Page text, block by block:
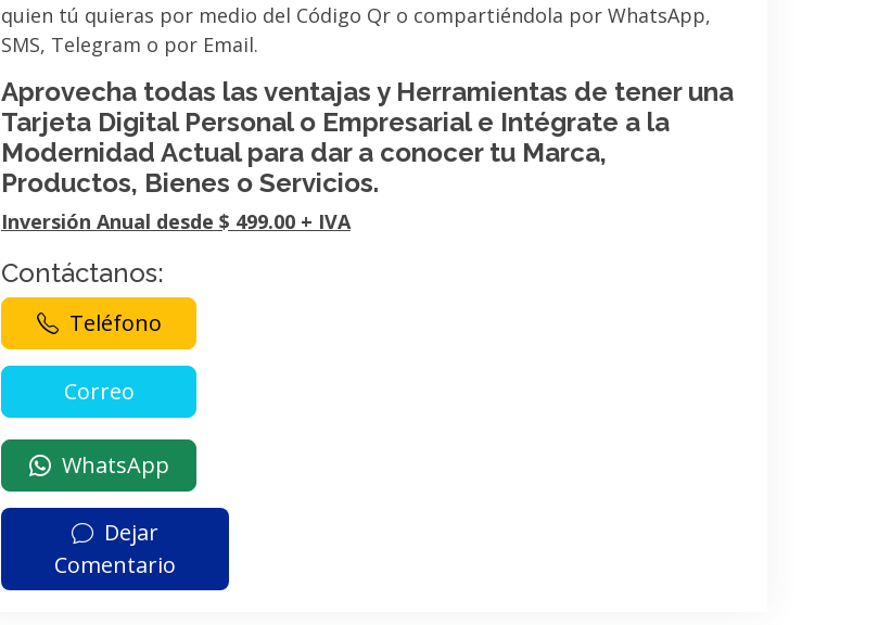
quien tú quieras por medio del Código Qr o compartiéndola por WhatsApp,
SMS, Telegram o por Email.
Aprovecha todas las ventajas y Herramientas de tener una
Tarjeta Digital Personal o Empresarial e Intégrate a la
Modernidad Actual para dar a conocer tu Marca,
Productos, Bienes o Servicios.
Inversión Anual desde $ 499.00 + IVA
Contáctanos:
Teléfono
WhatsApp
Dejar
Comentario